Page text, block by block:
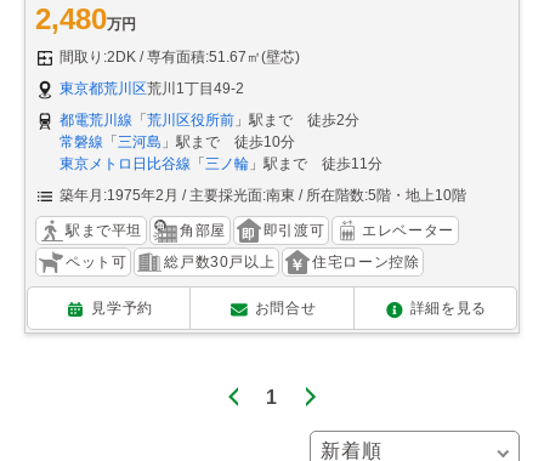
2,480万円
間取り:2DK
専有面積:51.67㎡(壁芯)
東京都荒川区荒川1丁目49-2
都電荒川線 「荒川区役所前 」駅まで 徒歩2分
常磐線 「三河島 」駅まで 徒歩10分
東京メトロ日比谷線 「三ノ輪 」駅まで 徒歩11分
築年月:1975年2月
主要採光面:南東 所在階数:5階・地上10階
駅まで平坦 角部屋 即引渡可
エレベーター
ペット可
総戸数30戸以上 住宅ローン控除
見学予約 お問合せ 詳細を見る
1